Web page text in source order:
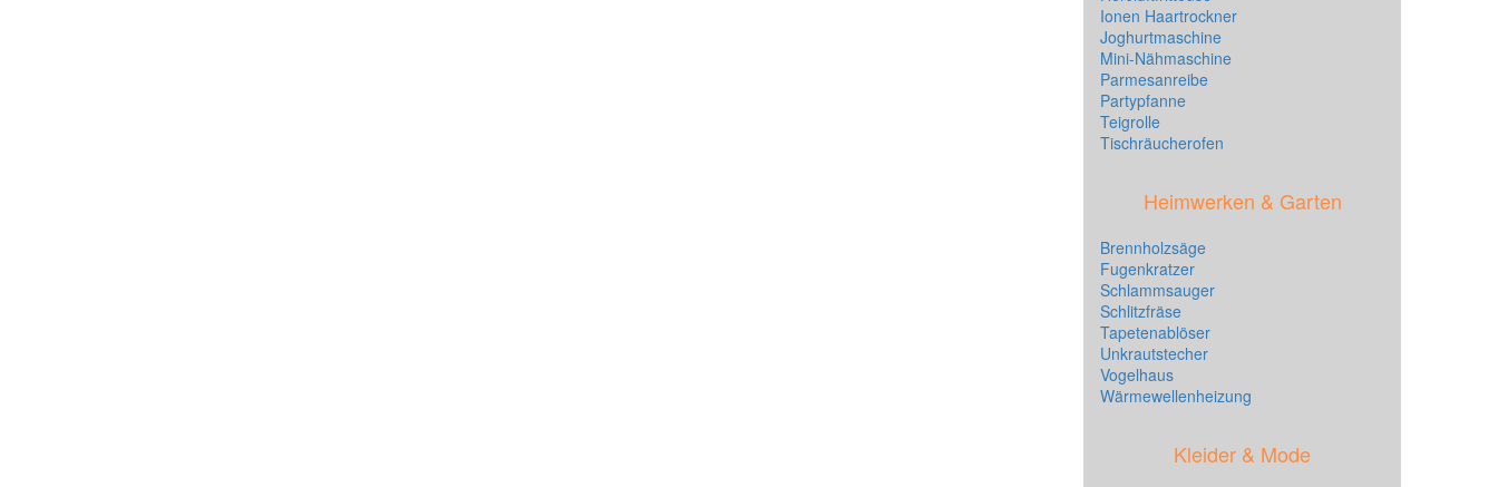
Ionen Haartrockner
Joghurtmaschine
Mini-Nähmaschine
Parmesanreibe
Partypfanne
Teigrolle
Tischräucherofen
Heimwerken & Garten
Brennholzsäge
Fugenkratzer
Schlammsauger
Schlitzfräse
Tapetenablöser
Unkrautstecher
Vogelhaus
Wärmewellenheizung
Kleider & Mode